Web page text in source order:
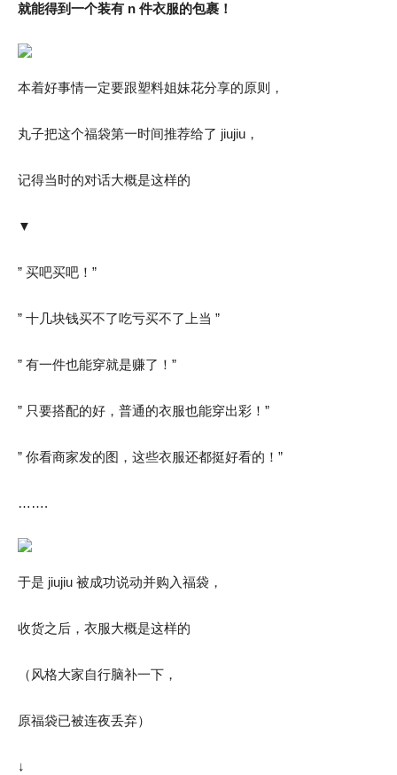
就能得到一个装有 n 件衣服的包裹！
本着好事情一定要跟塑料姐妹花分享的原则，
丸子把这个福袋第一时间推荐给了 jiujiu，
记得当时的对话大概是这样的
▼
” 买吧买吧！”
” 十几块钱买不了吃亏买不了上当 ”
” 有一件也能穿就是赚了！”
” 只要搭配的好，普通的衣服也能穿出彩！”
” 你看商家发的图，这些衣服还都挺好看的！”
…….
于是 jiujiu 被成功说动并购入福袋，
收货之后，衣服大概是这样的
（风格大家自行脑补一下，
原福袋已被连夜丢弃）
↓